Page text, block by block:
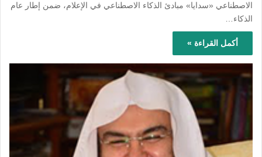
الاصطناعي «سدايا» مبادئ الذكاء الاصطناعي في الإعلام، ضمن إطار عام
الذكاء…
أكمل القراءة »